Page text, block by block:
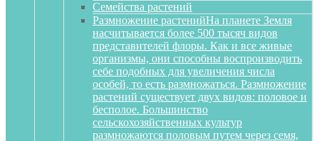
Семейства растений
Размножение растенийНа планете Земля
насчитывается более 500 тысяч видов
представителей флоры. Как и все живые
организмы, они способны воспроизводить
себе подобных для увеличения числа
особей, то есть размножаться. Размножение
растений существует двух видов: половое и
бесполое. Большинство
сельскохозяйственных культур
размножаются половым путем через семя,